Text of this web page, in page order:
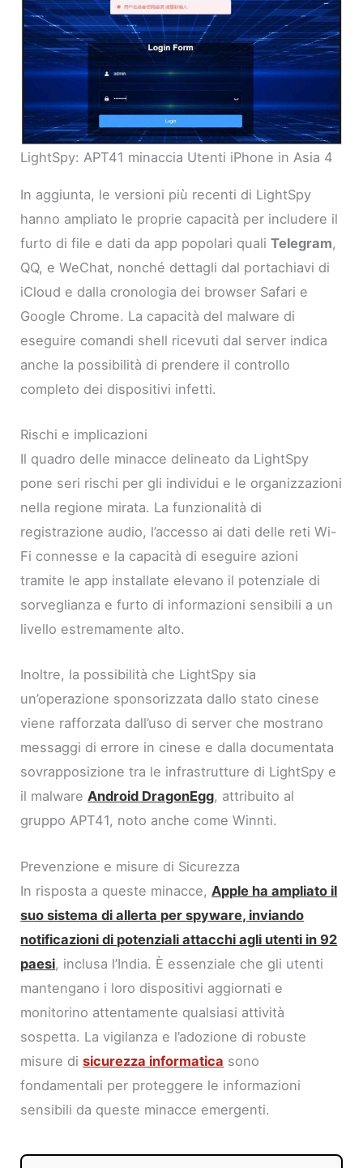
LightSpy: APT41 minaccia Utenti iPhone in Asia 4
In aggiunta, le versioni più recenti di LightSpy
hanno ampliato le proprie capacità per includere il
furto di file e dati da app popolari qualiTelegram,
QQ, e WeChat, nonché dettagli dal portachiavi di
iCloud e dalla cronologia dei browser Safari e
Google Chrome. La capacità del malware di
eseguire comandi shell ricevuti dal server indica
anche la possibilità di prendere il controllo
completo dei dispositivi infetti.
Rischi e implicazioni
Il quadro delle minacce delineato da LightSpy
pone seri rischi per gli individui e le organizzazioni
nella regione mirata. La funzionalità di
registrazione audio, l’accesso ai dati delle reti Wi-
Fi connesse e la capacità di eseguire azioni
tramite le app installate elevano il potenziale di
sorveglianza e furto di informazioni sensibili a un
livello estremamente alto.
Inoltre, la possibilità che LightSpy sia
un’operazione sponsorizzata dallo stato cinese
viene rafforzata dall’uso di server che mostrano
messaggi di errore in cinese e dalla documentata
sovrapposizione tra le infrastrutture di LightSpy e
il malwareAndroid DragonEgg, attribuito al
gruppo APT41, noto anche come Winnti.
Prevenzione e misure di Sicurezza
In risposta a queste minacce,Apple ha ampliato il
suo sistema di allerta per spyware, inviando
notificazioni di potenziali attacchi agli utenti in 92
paesi, inclusa l’India. È essenziale che gli utenti
mantengano i loro dispositivi aggiornati e
monitorino attentamente qualsiasi attività
sospetta. La vigilanza e l’adozione di robuste
misure disicurezza informatica sono
fondamentali per proteggere le informazioni
sensibili da queste minacce emergenti.